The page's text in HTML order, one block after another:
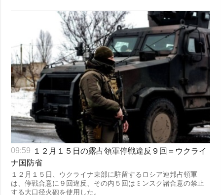
09:59 １２月１５日の露占領軍停戦違反９回＝ウクライ
ナ国防省
１２月１５日、ウクライナ東部に駐留するロシア連邦占領軍
は、停戦合意に９回違反、その内５回はミンスク諸合意の禁止
する大口径火砲を使用した。